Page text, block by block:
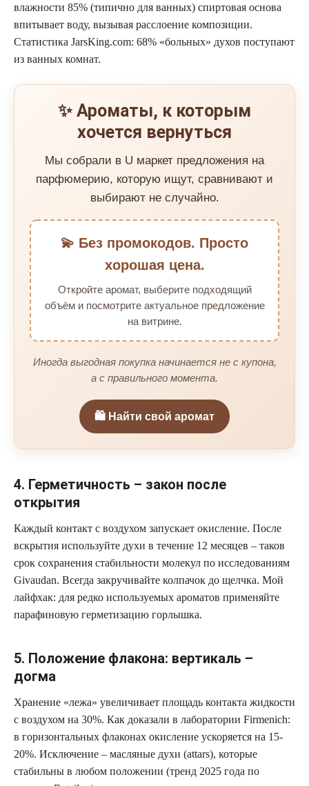
влажности 85% (типично для ванных) спиртовая основа
впитывает воду, вызывая расслоение композиции.
Статистика JarsKing.com: 68% «больных» духов поступают
из ванных комнат.
✨ Ароматы, к которым
хочется вернуться
Мы собрали в U маркет предложения на
парфюмерию, которую ищут, сравнивают и
выбирают не случайно.
💫 Без промокодов. Просто
хорошая цена.
Откройте аромат, выберите подходящий
объём и посмотрите актуальное предложение
на витрине.
Иногда выгодная покупка начинается не с купона,
а с правильного момента.
🛍️ Найти свой аромат
4. Герметичность – закон после
открытия
Каждый контакт с воздухом запускает окисление. После
вскрытия используйте духи в течение 12 месяцев – таков
срок сохранения стабильности молекул по исследованиям
Givaudan. Всегда закручивайте колпачок до щелчка. Мой
лайфхак: для редко используемых ароматов применяйте
парафиновую герметизацию горлышка.
5. Положение флакона: вертикаль –
догма
Хранение «лежа» увеличивает площадь контакта жидкости
с воздухом на 30%. Как доказали в лаборатории Firmenich:
в горизонтальных флаконах окисление ускоряется на 15-
20%. Исключение – масляные духи (attars), которые
стабильны в любом положении (тренд 2025 года по